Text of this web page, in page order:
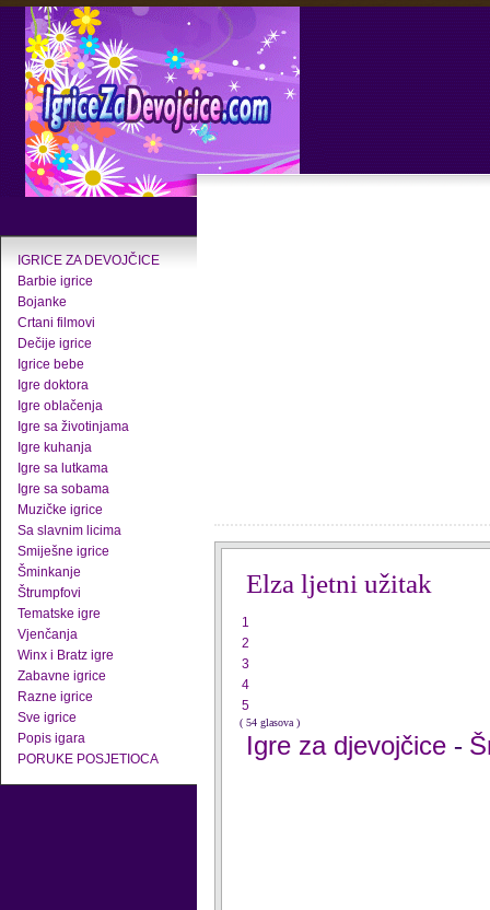
IGRICE ZA DEVOJČICE
Barbie igrice
Bojanke
Crtani filmovi
Dečije igrice
Igrice bebe
Igre doktora
Igre oblačenja
Igre sa životinjama
Igre kuhanja
Igre sa lutkama
Igre sa sobama
Muzičke igrice
Sa slavnim licima
Smiješne igrice
Šminkanje
Štrumpfovi
Tematske igre
Vjenčanja
Winx i Bratz igre
Zabavne igrice
Razne igrice
Sve igrice
Popis igara
PORUKE POSJETIOCA
Elza ljetni užitak
1
2
3
4
5
( 54 glasova )
Igre za djevojčice -